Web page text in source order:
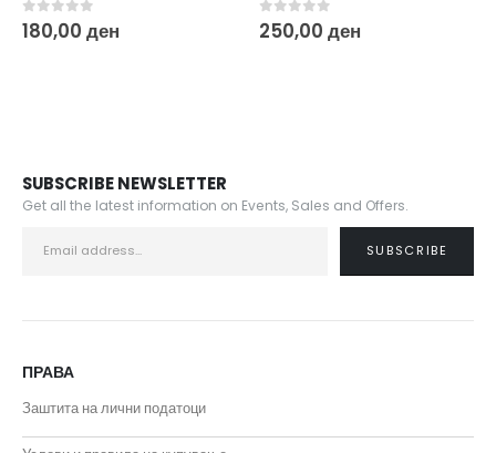
0out of 5
180,00 ден 0 out of 5
250,00 ден
SUBSCRIBE NEWSLETTER
Get all the latest information on Events, Sales and Offers.
ПРАВА
Заштита на лични податоци